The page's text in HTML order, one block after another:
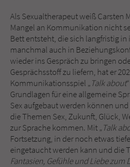
Als Sexualtherapeut weiß Carsten
Mangel an Kommunikation nicht
Bett entsteht, die sich langfristig
manchmal auch in
wieder ins Gespräch zu bringen
Gesprächsstoff zu liefern, hat er
Kommunikationsspiel „Talk about
Grundlagen für eine allgemeine
Sex aufgebaut werden können
die Themen Sex, Zukunft, Glück,
zur Sprache kommen. Mit „Talk
Fortsetzung, in der noch etwas
eingetaucht werden kann und die
Fantasien, Gefühle und Liebe zum
Laufzeit Session
Zweck
Dieses Cookie
Kommunikation der
Benutzer. Es wird
Sicherheitscode
überprüfen.